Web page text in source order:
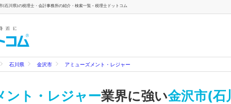
(石川県)の税理士・会計事務所の紹介・検索一覧 - 税理士ドットコム
石川県 金沢市 アミューズメント・レジャー
ント・レジャー業界に強い金沢市(石